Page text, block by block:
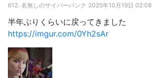
612. 名無しのサイバーパンク 2025年10月19日 02:08
半年ぶりくらいに戻ってきました
https://imgur.com/0Yh2sAr